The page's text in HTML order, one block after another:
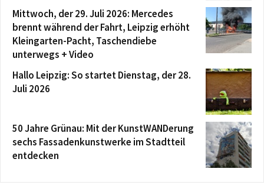
Mittwoch, der 29. Juli 2026: Mercedes
brennt während der Fahrt, Leipzig erhöht
Kleingarten-Pacht, Taschendiebe
unterwegs + Video
Hallo Leipzig: So startet Dienstag, der 28.
Juli 2026
50 Jahre Grünau: Mit der KunstWANDerung
sechs Fassadenkunstwerke im Stadtteil
entdecken